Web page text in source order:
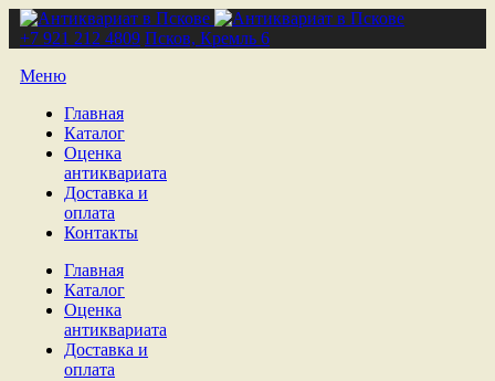
+7 921 212 4809 Псков, Кремль 6
Меню
Главная
Каталог
Оценка
антиквариата
Доставка и
оплата
Контакты
Главная
Каталог
Оценка
антиквариата
Доставка и
оплата